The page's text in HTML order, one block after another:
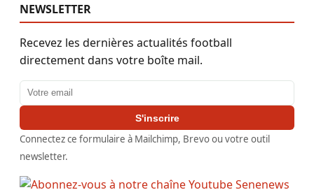
NEWSLETTER
Recevez les dernières actualités football
directement dans votre boîte mail.
Adresse email
S'inscrire
Connectez ce formulaire à Mailchimp, Brevo ou votre outil
newsletter.